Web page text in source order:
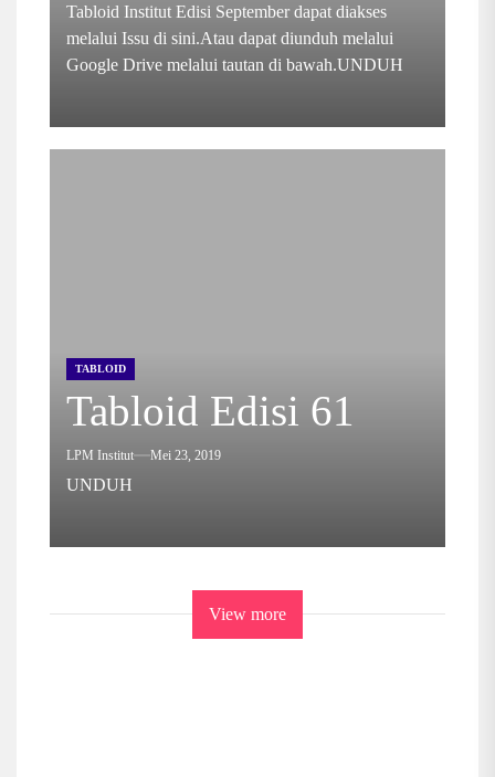
Tabloid Institut Edisi September dapat diakses
melalui Issu di sini.Atau dapat diunduh melalui
Google Drive melalui tautan di bawah.UNDUH
TABLOID
Tabloid Edisi 61
LPM Institut Mei 23, 2019
UNDUH
View more